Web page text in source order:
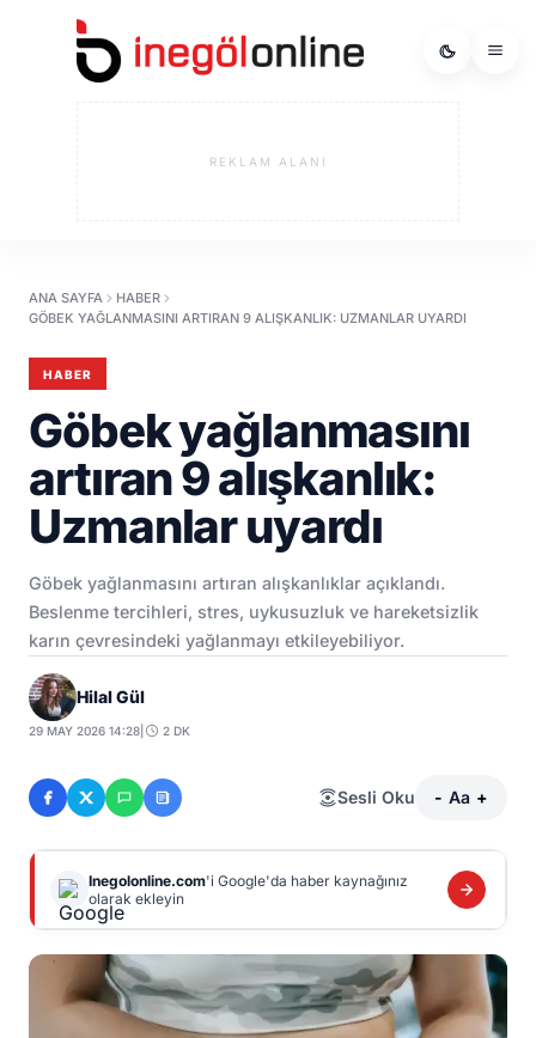
REKLAM ALANI
ANA SAYFA
HABER
GÖBEK YAĞLANMASINI ARTIRAN 9 ALIŞKANLIK: UZMANLAR UYARDI
HABER
Göbek yağlanmasını
artıran 9 alışkanlık:
Uzmanlar uyardı
Göbek yağlanmasını artıran alışkanlıklar açıklandı.
Beslenme tercihleri, stres, uykusuzluk ve hareketsizlik
karın çevresindeki yağlanmayı etkileyebiliyor.
Hilal Gül
29 MAY 2026 14:28 2 DK
Sesli Oku - Aa +
Inegolonline.com'i Google'da haber kaynağınız
olarak ekleyin